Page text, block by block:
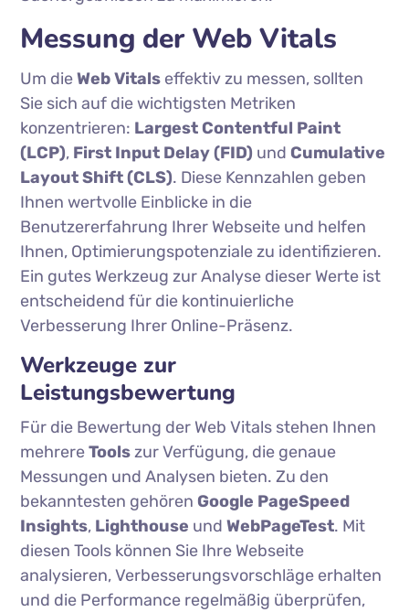
Messung der Web Vitals
Um dieWeb Vitals effektiv zu messen, sollten
Sie sich auf die wichtigsten Metriken
konzentrieren: Largest Contentful Paint
(LCP), First Input Delay (FID) undCumulative
Layout Shift (CLS). Diese Kennzahlen geben
Ihnen wertvolle Einblicke in die
Benutzererfahrung Ihrer Webseite und helfen
Ihnen, Optimierungspotenziale zu identifizieren.
Ein gutes Werkzeug zur Analyse dieser Werte ist
entscheidend für die kontinuierliche
Verbesserung Ihrer Online-Präsenz.
Werkzeuge zur
Leistungsbewertung
Für die Bewertung der Web Vitals stehen Ihnen
mehrereToolszur Verfügung, die genaue
Messungen und Analysen bieten. Zu den
bekanntesten gehören Google PageSpeed
Insights, Lighthouse undWebPageTest. Mit
diesen Tools können Sie Ihre Webseite
analysieren, Verbesserungsvorschläge erhalten
und die Performance regelmäßig überprüfen,